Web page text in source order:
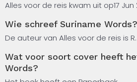
weergegeven in het Nederlands én
leuk maken.
grootouders en leerkrachten die
de woordenschat willen uitbreiden
Alles voor de reis kwam uit op17
Wie schreef Suriname Words?
De auteur van Alles voor de reis is
Wat voor soort cover heeft
Words?